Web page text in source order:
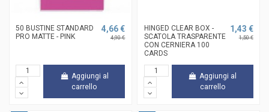
50 BUSTINE STANDARD
PRO MATTE - PINK
4,66 €
4,90 €
Aggiungi al
carrello
HINGED CLEAR BOX -
SCATOLA TRASPARENTE
CON CERNIERA 100
CARDS
1,43 €
1,50 €
Aggiungi al
carrello